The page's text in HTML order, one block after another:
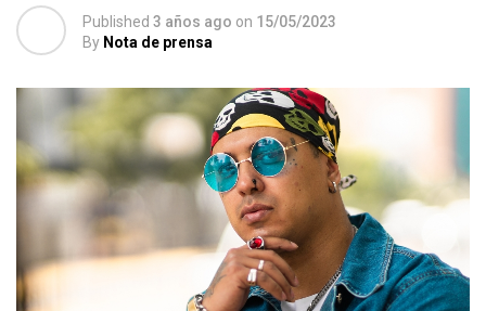
Published 3 años ago on 15/05/2023
By Nota de prensa